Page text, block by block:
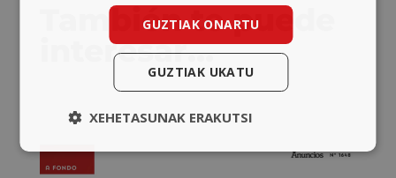
También te puede
interesar…
GUZTIAK ONARTU
GUZTIAK UKATU
XEHETASUNAK ERAKUTSI